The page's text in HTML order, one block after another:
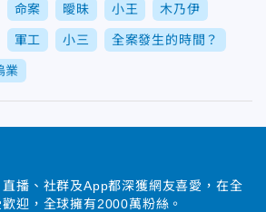
命案 曖昧 小王 木乃伊
軍工 小三 全案發生的時間？
業
播、社群及App都深獲網友喜愛，在全
迎，全球擁有2000萬粉絲。